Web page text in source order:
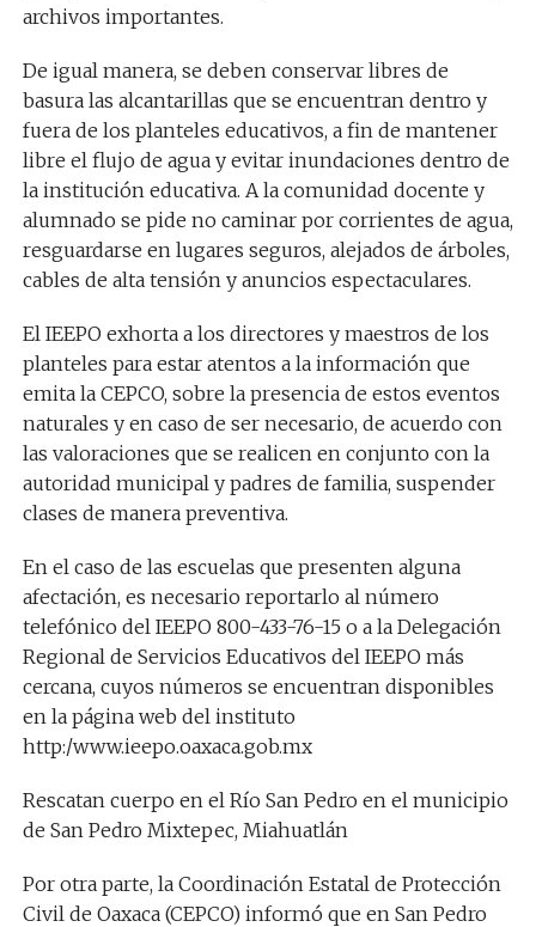
archivos importantes.
De igual manera, se deben conservar libres de
basura las alcantarillas que se encuentran dentro y
fuera de los planteles educativos, a fin de mantener
libre el flujo de agua y evitar inundaciones dentro de
la institución educativa. A la comunidad docente y
alumnado se pide no caminar por corrientes de agua,
resguardarse en lugares seguros, alejados de árboles,
cables de alta tensión y anuncios espectaculares.
El IEEPO exhorta a los directores y maestros de los
planteles para estar atentos a la información que
emita la CEPCO, sobre la presencia de estos eventos
naturales y en caso de ser necesario, de acuerdo con
las valoraciones que se realicen en conjunto con la
autoridad municipal y padres de familia, suspender
clases de manera preventiva.
En el caso de las escuelas que presenten alguna
afectación, es necesario reportarlo al número
telefónico del IEEPO 800-433-76-15 o a la Delegación
Regional de Servicios Educativos del IEEPO más
cercana, cuyos números se encuentran disponibles
en la página web del instituto
http:/www.ieepo.oaxaca.gob.mx
Rescatan cuerpo en el Río San Pedro en el municipio
de San Pedro Mixtepec, Miahuatlán
Por otra parte, la Coordinación Estatal de Protección
Civil de Oaxaca (CEPCO) informó que en San Pedro